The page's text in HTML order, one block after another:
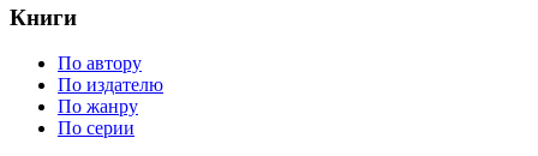
Книги
По автору
По издателю
По жанру
По серии